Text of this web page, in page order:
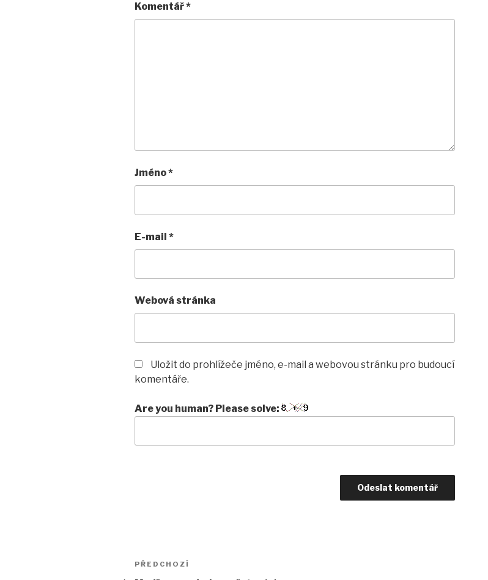
Komentář*
Jméno*
E-mail *
Webová stránka
Uložit do prohlížeče jméno, e-mail a webovou stránku pro budoucí
komentáře.
Are you human? Please solve:
Navigace
Předchozí
PŘEDCHOZÍ